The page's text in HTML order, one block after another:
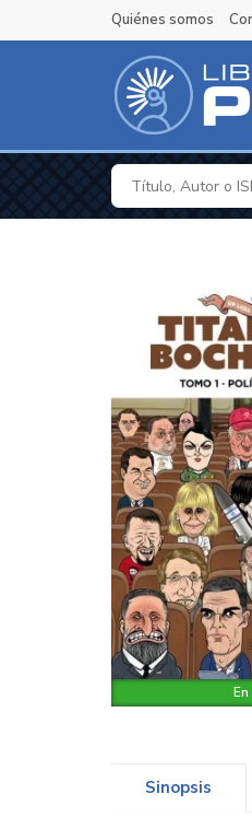
Quiénes somos
Sinopsis